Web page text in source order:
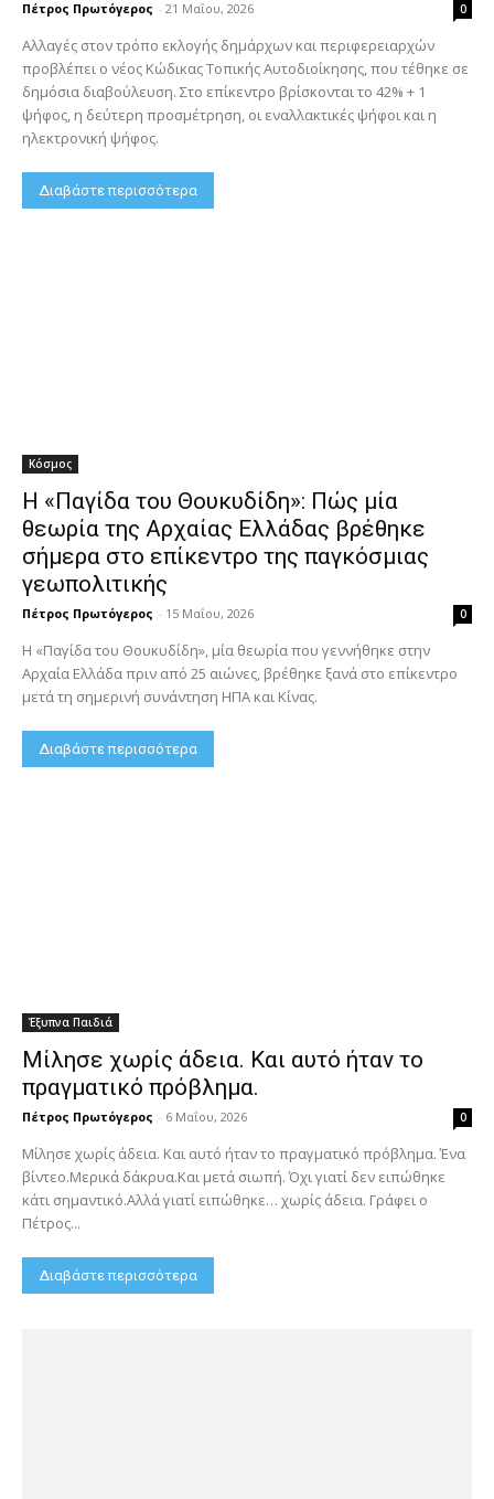
Πέτρος Πρωτόγερος - 21 Μαΐου, 2026 0
Αλλαγές στον τρόπο εκλογής δημάρχων και περιφερειαρχών
προβλέπει ο νέος Κώδικας Τοπικής Αυτοδιοίκησης, που τέθηκε σε
δημόσια διαβούλευση. Στο επίκεντρο βρίσκονται το 42% + 1
ψήφος, η δεύτερη προσμέτρηση, οι εναλλακτικές ψήφοι και η
ηλεκτρονική ψήφος.
Διαβάστε περισσότερα
Κόσμος
Η «Παγίδα του Θουκυδίδη»: Πώς μία
θεωρία της Αρχαίας Ελλάδας βρέθηκε
σήμερα στο επίκεντρο της παγκόσμιας
γεωπολιτικής
Πέτρος Πρωτόγερος - 15 Μαΐου, 2026 0
Η «Παγίδα του Θουκυδίδη», μία θεωρία που γεννήθηκε στην
Αρχαία Ελλάδα πριν από 25 αιώνες, βρέθηκε ξανά στο επίκεντρο
μετά τη σημερινή συνάντηση ΗΠΑ και Κίνας.
Διαβάστε περισσότερα
Έξυπνα Παιδιά
Μίλησε χωρίς άδεια. Και αυτό ήταν το
πραγματικό πρόβλημα.
Πέτρος Πρωτόγερος - 6 Μαΐου, 2026 0
Μίλησε χωρίς άδεια. Και αυτό ήταν το πραγματικό πρόβλημα. Ένα
βίντεο.Μερικά δάκρυα.Και μετά σιωπή. Όχι γιατί δεν ειπώθηκε
κάτι σημαντικό.Αλλά γιατί ειπώθηκε… χωρίς άδεια. Γράφει ο
Πέτρος...
Διαβάστε περισσότερα